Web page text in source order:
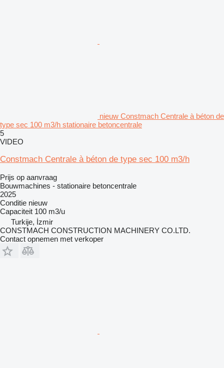
nieuw Constmach Centrale à béton de
type sec 100 m3/h stationaire betoncentrale
5
VIDEO
Constmach Centrale à béton de type sec 100 m3/h
Prijs op aanvraag
Bouwmachines - stationaire betoncentrale
2025
Conditie nieuw
Capaciteit 100 m3/u
Turkije, İzmir
CONSTMACH CONSTRUCTION MACHINERY CO.LTD.
Contact opnemen met verkoper